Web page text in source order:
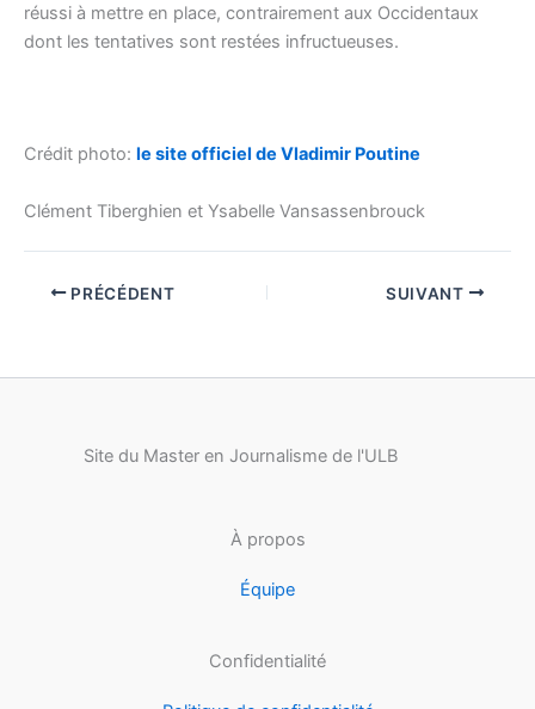
réussi à mettre en place, contrairement aux Occidentaux
dont les tentatives sont restées infructueuses.
Crédit photo: le site officiel de Vladimir Poutine
Clément Tiberghien et Ysabelle Vansassenbrouck
PRÉCÉDENT SUIVANT
Site du Master en Journalisme de l'ULB
À propos
Équipe
Confidentialité